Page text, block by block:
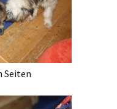
Seiten